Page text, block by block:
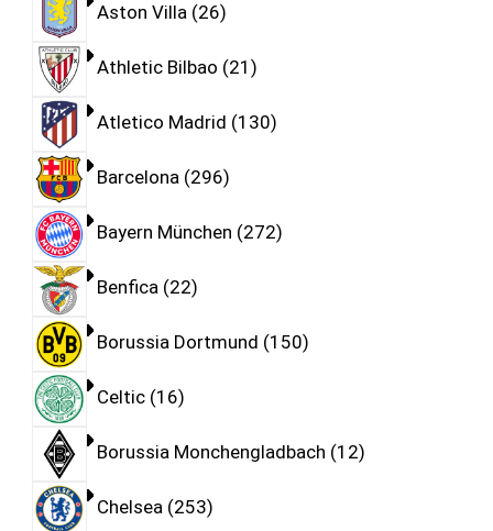
Aston Villa 26
Athletic Bilbao 21
Atletico Madrid 130
Barcelona 296
Bayern München 272
Benfica 22
Borussia Dortmund 150
Celtic 16
Borussia Monchengladbach 12
Chelsea 253